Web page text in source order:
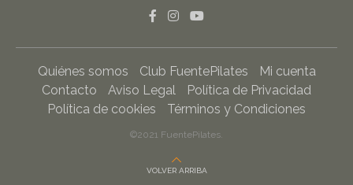
Quiénes somos Club FuentePilates
Mi cuenta
Contacto
Aviso Legal
Política de Privacidad
Política de cookies
Términos y Condiciones
©2021 FuentePilates.
VOLVER ARRIBA